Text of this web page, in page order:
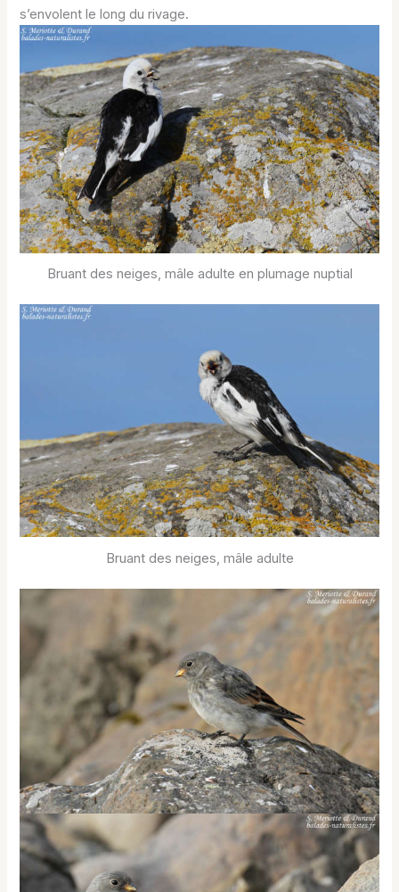
s’envolent le long du rivage.
Bruant des neiges, mâle adulte en plumage nuptial
Bruant des neiges, mâle adulte